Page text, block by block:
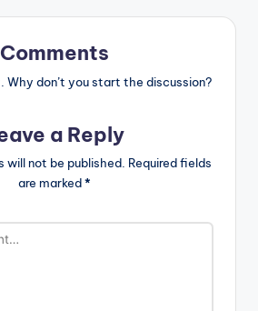
Comments
Why don’t you start the discussion?
a Reply
will not be published. Required fields
are marked*